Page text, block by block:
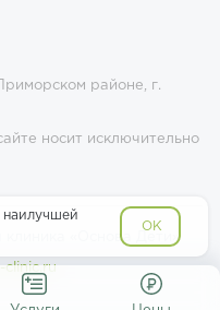
районе, г.
носит исключительно
«Основа Дети»
clinic.ru
OK